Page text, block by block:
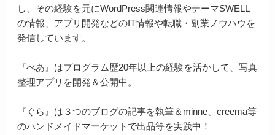
し、その経験を元にWordPress関連情報やテーマSWELL
の情報、アプリ開発などのIT情報や転職・副業ノウハウを
発信しています。
『べあ』はプログラム歴20年以上の経験を活かして、写真
整理アプリを開発＆公開中。
『ぐら』は３つのブログの記事を執筆＆minne、creema等
のハンドメイドマーケットで出品等を実践中！